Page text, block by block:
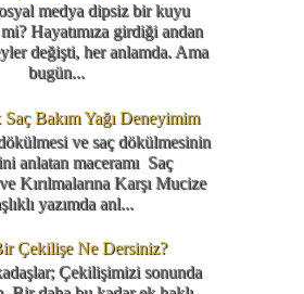
medya dipsiz bir kuyu
Hayatımıza girdiği andan
değişti, her anlamda. Ama
bugün...
Bakım Yağı Deneyimim
ve saç dökülmesinin
anlatan maceramı Saç
Kırılmalarına Karşı Mucize
yazımda anl...
Çekilişe Ne Dersiniz?
Çekilişimizi sonunda